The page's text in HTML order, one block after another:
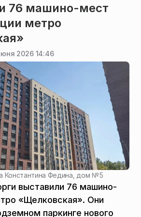
76 машино-мест
метро
2026 14:46
Константина Федина, дом № 5
выставили 76 машино-
«Щелковская». Они
паркинге нового